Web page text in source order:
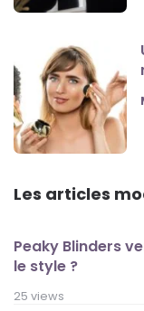
Les articles
Peaky Blinders
le style ?
25 views